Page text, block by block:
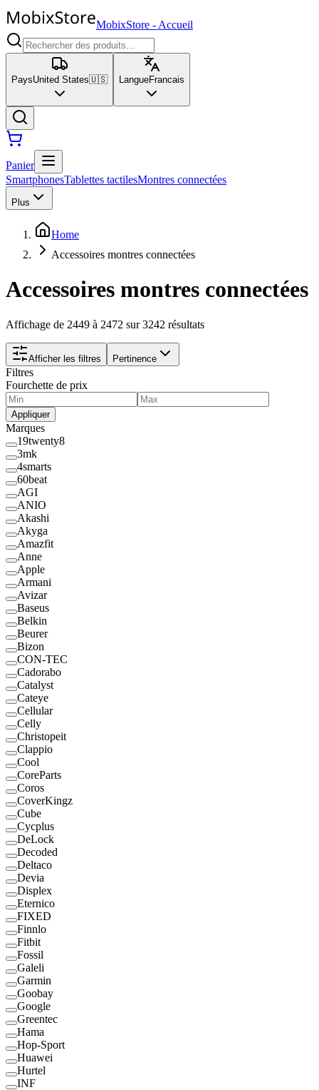
MobixStore - Accueil
PaysUnited States🇺🇸 LangueFrancais
Panier
SmartphonesTablettes tactilesMontres connectées
Plus
Home
Accessoires montres connectées
Accessoires montres connectées
Affichage de 2449 à 2472 sur 3242 résultats
Afficher les filtres Pertinence
Filtres
Fourchette de prix
Appliquer
Marques
19twenty8
3mk
4smarts
60beat
AGI
ANIO
Akashi
Akyga
Amazfit
Anne
Apple
Armani
Avizar
Baseus
Belkin
Beurer
Bizon
CON-TEC
Cadorabo
Catalyst
Cateye
Cellular
Celly
Christopeit
Clappio
Cool
CoreParts
Coros
CoverKingz
Cube
Cycplus
DeLock
Decoded
Deltaco
Devia
Displex
Eternico
FIXED
Finnlo
Fitbit
Fossil
Galeli
Garmin
Goobay
Google
Greentec
Hama
Hop-Sport
Huawei
Hurtel
INF